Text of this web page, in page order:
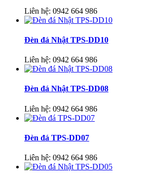
Liên hệ: 0942 664 986
Đèn đá Nhật TPS-DD10
Liên hệ: 0942 664 986
Đèn đá Nhật TPS-DD08
Liên hệ: 0942 664 986
Đèn đá TPS-DD07
Liên hệ: 0942 664 986